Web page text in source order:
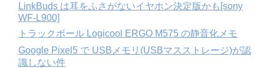
LinkBuds は耳をふさがないイヤホン決定版かも[sony
WF-L900]
トラックボール Logicool ERGO M575 の静音化メモ
Google Pixel5 で USBメモリ(USBマスストレージ)が認
識しない件